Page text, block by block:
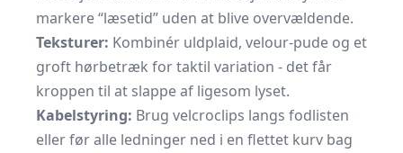
markere “læsetid” uden at blive overvældende.
Teksturer: Kombinér uldplaid, velour-pude og et
groft hørbetræk for taktil variation - det får
kroppen til at slappe af ligesom lyset.
Kabelstyring: Brug velcroclips langs fodlisten
eller før alle ledninger ned i en flettet kurv bag